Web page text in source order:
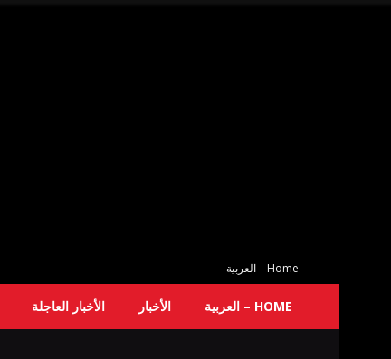
Home – العربية
HOME – العربية الأخبار الأخبار العاجلة